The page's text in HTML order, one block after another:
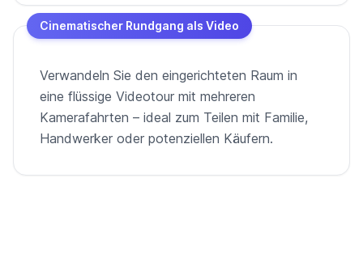
Cinematischer Rundgang als Video
Verwandeln Sie den eingerichteten Raum in
eine flüssige Videotour mit mehreren
Kamerafahrten – ideal zum Teilen mit Familie,
Handwerker oder potenziellen Käufern.